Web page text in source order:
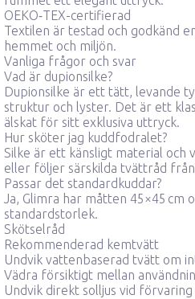
OEKO‑TEX-certifierad
Textilen är testad och godkänd
hemmet och miljön.
Vanliga frågor och svar
Vad är dupionsilke?
Dupionsilke är ett tätt, levande
struktur och lyster. Det är ett
älskat för sitt exklusiva uttryck.
Hur sköter jag kuddfodralet?
Silke är ett känsligt material
eller följer särskilda tvättråd
Passar det standardkuddar?
Ja, Glimra har måtten 45×45 cm
standardstorlek.
Skötselråd
Rekommenderad kemtvätt
Undvik vattenbaserad tvätt om
Vädra försiktigt mellan
Undvik direkt solljus vid förvaring